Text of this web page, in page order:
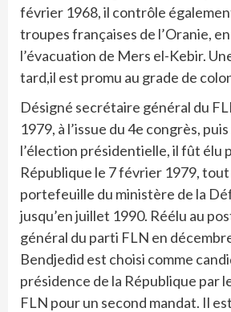
février 1968, il contrôle
troupes françaises de l’Oranie,
l’évacuation de Mers el-Kebir.
tard,il est promu au grade de
Désigné secrétaire général du
1979, à l’issue du 4e congrès,
l’élection présidentielle, il fût élu
République le 7 février 1979, tout
portefeuille du ministère de la
jusqu’en juillet 1990. Réélu au
général du parti FLN en
Bendjedid est choisi comme
présidence de la République par
FLN pour un second mandat. Il